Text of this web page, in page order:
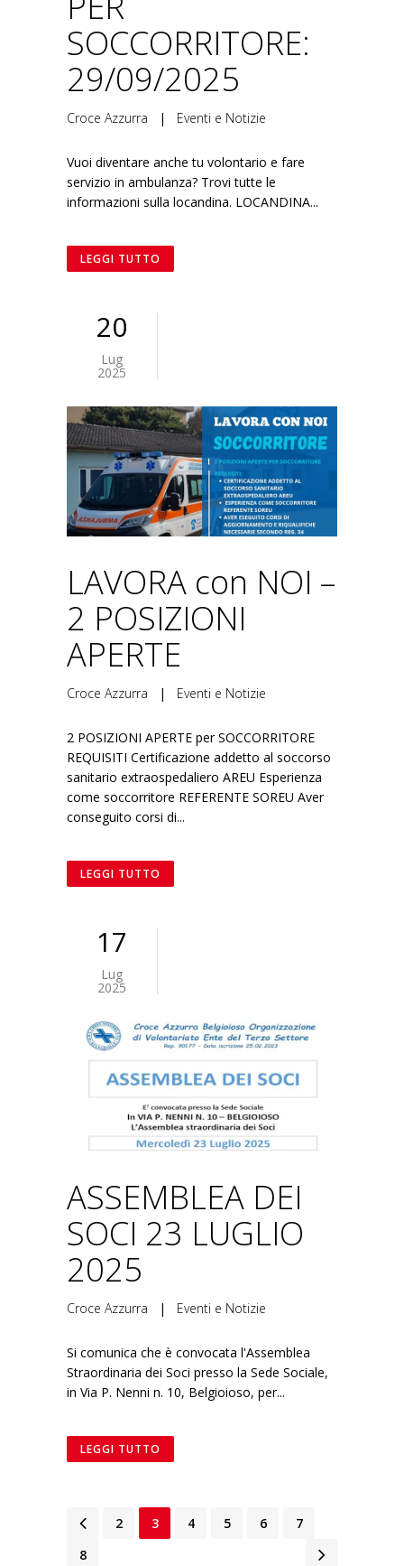
SOCCORRITORE:
29/09/2025
Croce Azzurra | Eventi e Notizie
Vuoi diventare anche tu volontario e fare
servizio in ambulanza? Trovi tutte le
informazioni sulla locandina. LOCANDINA...
LEGGI TUTTO
20
Lug
2025
LAVORA con NOI –
2 POSIZIONI
APERTE
Croce Azzurra | Eventi e Notizie
2 POSIZIONI APERTE per SOCCORRITORE
REQUISITI Certificazione addetto al soccorso
sanitario extraospedaliero AREU Esperienza
come soccorritore REFERENTE SOREU Aver
conseguito corsi di...
LEGGI TUTTO
17
Lug
2025
ASSEMBLEA DEI
SOCI 23 LUGLIO
2025
Croce Azzurra | Eventi e Notizie
Si comunica che è convocata l'Assemblea
Straordinaria dei Soci presso la Sede Sociale,
in Via P. Nenni n. 10, Belgioioso, per...
LEGGI TUTTO
1 2 3 4 5 6
7
8